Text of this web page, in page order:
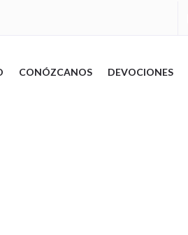
CONÓZCANOS DEVOCIONES